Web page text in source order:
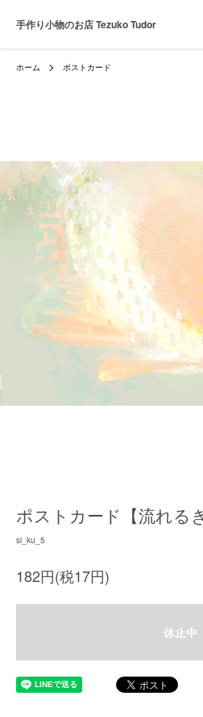
手作り小物のお店 Tezuko Tudor
ホーム ポストカード
ポストカード【流れる
si_ku_5
182円(税17円)
休止中